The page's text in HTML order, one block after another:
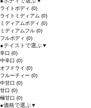
ライトボディ (0)
ライトミディアム (0)
ミディアムボディ (0)
ミディアムフル (0)
フルボディ (0)
●テイストで選ぶ▼
辛口 (0)
中辛口 (0)
オフドライ (0)
フルーティー (0)
中甘口 (0)
甘口 (0)
極甘口 (0)
●価格で選ぶ▼